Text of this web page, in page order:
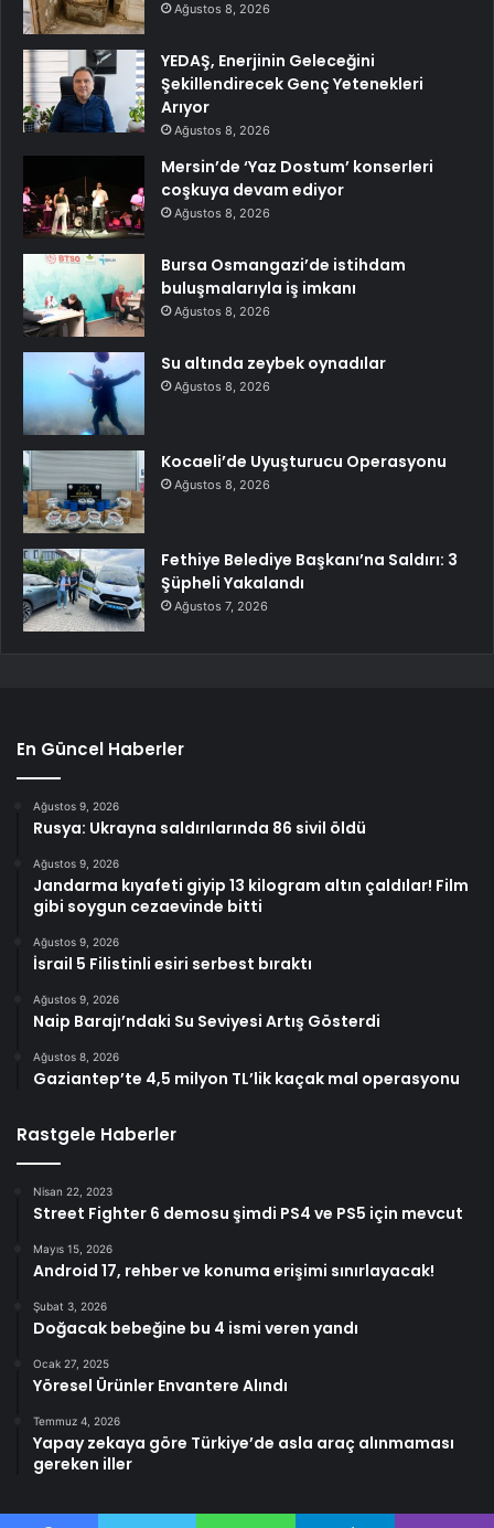
Ağustos 8, 2026
YEDAŞ, Enerjinin Geleceğini
Şekillendirecek Genç Yetenekleri
Arıyor
Ağustos 8, 2026
Mersin’de ‘Yaz Dostum’ konserleri
coşkuya devam ediyor
Ağustos 8, 2026
Bursa Osmangazi’de istihdam
buluşmalarıyla iş imkanı
Ağustos 8, 2026
Su altında zeybek oynadılar
Ağustos 8, 2026
Kocaeli’de Uyuşturucu Operasyonu
Ağustos 8, 2026
Fethiye Belediye Başkanı’na Saldırı: 3
Şüpheli Yakalandı
Ağustos 7, 2026
En Güncel Haberler
Ağustos 9, 2026
Rusya: Ukrayna saldırılarında 86 sivil öldü
Ağustos 9, 2026
Jandarma kıyafeti giyip 13 kilogram altın çaldılar! Film
gibi soygun cezaevinde bitti
Ağustos 9, 2026
İsrail 5 Filistinli esiri serbest bıraktı
Ağustos 9, 2026
Naip Barajı’ndaki Su Seviyesi Artış Gösterdi
Ağustos 8, 2026
Gaziantep’te 4,5 milyon TL’lik kaçak mal operasyonu
Rastgele Haberler
Nisan 22, 2023
Street Fighter 6 demosu şimdi PS4 ve PS5 için mevcut
Mayıs 15, 2026
Android 17, rehber ve konuma erişimi sınırlayacak!
Şubat 3, 2026
Doğacak bebeğine bu 4 ismi veren yandı
Ocak 27, 2025
Yöresel Ürünler Envantere Alındı
Temmuz 4, 2026
Yapay zekaya göre Türkiye’de asla araç alınmaması
gereken iller